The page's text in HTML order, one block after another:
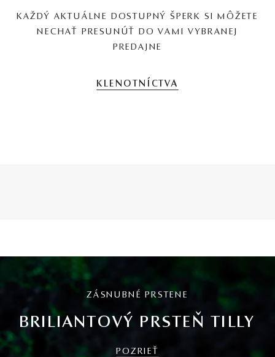
KAŽDÝ AKTUÁLNE DOSTUPNÝ ŠPERK SI MÔŽETE
NECHAŤ PRESUNÚŤ DO VAMI VYBRANEJ
PREDAJNE
KLENOTNÍCTVA
ZÁSNUBNÉ PRSTENE
BRILIANTOVÝ PRSTEŇ TILLY
POZRIEŤ